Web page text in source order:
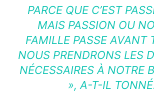
PARCE QUE C’EST
MAIS PASSION OU
FAMILLE PASSE AVANT
NOUS PRENDRONS LES
NÉCESSAIRES À NOTRE
», A-T-IL